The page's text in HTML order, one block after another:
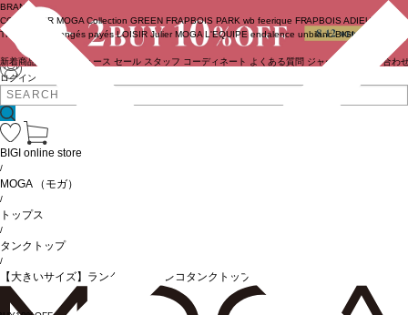
ログイン
BRAND
COUTURIER MOGA Collection GREEN FRAPBOIS PARK wb feerique FRAPBOIS ADIEU
TRISTESSE
congés payés LOISIR Julier MOGA L'EQUIPE endalence unbilanc BIGI online store
新着商品 ニュース セール スタッフ コーディネート よくある質問 ジャーナル お問い合わ
BIGI online store
/
MOGA （モガ）
/
トップス
/
タンクトップ
/
【大きいサイズ】ランダムベアテレコタンクトップ